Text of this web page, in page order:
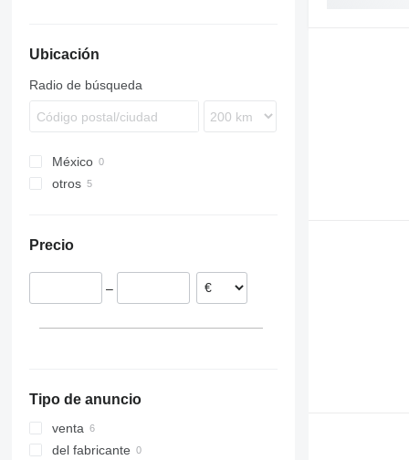
953
963
966
988
C-series
Ubicación
Radio de búsqueda
México
otros
Precio
–
Tipo de anuncio
venta
del fabricante